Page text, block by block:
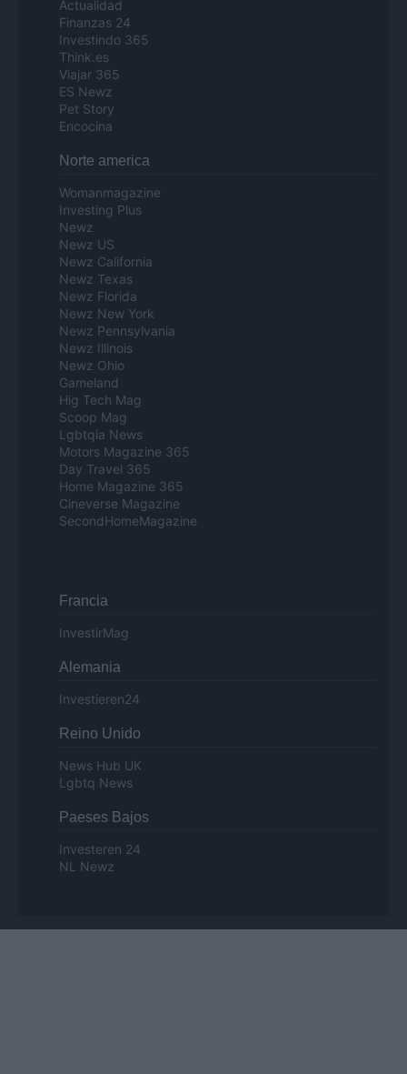
Actualidad
Finanzas 24
Investindo 365
Think.es
Viajar 365
ES Newz
Pet Story
Encocina
Norte america
Womanmagazine
Investing Plus
Newz
Newz US
Newz California
Newz Texas
Newz Florida
Newz New York
Newz Pennsylvania
Newz Illinois
Newz Ohio
Gameland
Hig Tech Mag
Scoop Mag
Lgbtqia News
Motors Magazine 365
Day Travel 365
Home Magazine 365
Cineverse Magazine
SecondHomeMagazine
Francia
InvestirMag
Alemania
Investieren24
Reino Unido
News Hub UK
Lgbtq News
Paeses Bajos
Investeren 24
NL Newz